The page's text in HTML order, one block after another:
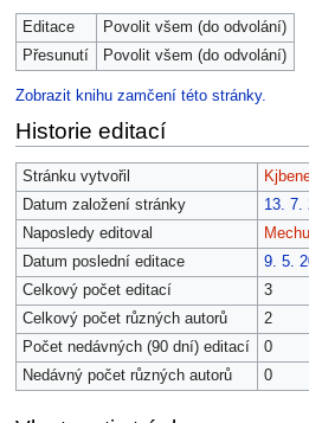
Editace
Povolit všem (do odvolání)
Přesunutí
Povolit všem (do odvolání)
Zobrazit knihu zamčení této stránky.
Historie editací
Stránku vytvořil
Datum založení stránky
13. 7.
Naposledy editoval
Datum poslední editace
9. 5.
Celkový počet editací
3
Celkový počet různých autorů
2
Počet nedávných (90 dní) editací
0
Nedávný počet různých autorů
0